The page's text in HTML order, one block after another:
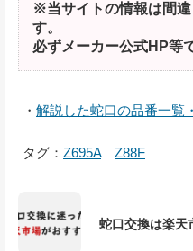
※当サイトの情報は間
す。
必ずメーカー公式HP等
・ 解説した蛇口の品番一覧
タグ： Z695A Z88F
蛇口交換は楽天